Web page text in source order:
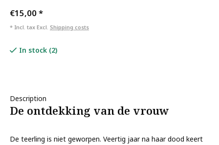
€15,00*
* Incl. tax Excl. Shipping costs
In stock (2)
Description
De ontdekking van de vrouw
De teerling is niet geworpen. Veertig jaar na haar dood keert